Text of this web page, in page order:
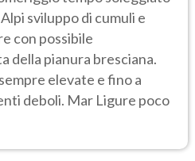
sviluppo di cumuli e
con possibile
della pianura bresciana.
elevate e fino a
deboli. Mar Ligure poco